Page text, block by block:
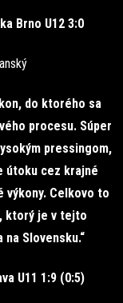
Brno U12 3:0
do ktorého sa
procesu. Súper
pressingom,
útoku cez krajné
výkony. Celkovo to
ktorý je v tejto
Slovensku.“
U11 1:9 (0:5)